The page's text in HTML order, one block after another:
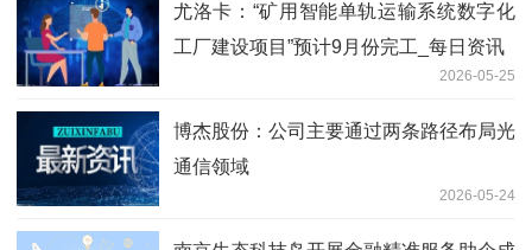
尤洛卡：“矿用智能单轨运输系统数字化
工厂建设项目”预计9月份完工_每日资讯
2026-05-25
博杰股份：公司主要通过两条路径布局光
通信领域
2026-05-24